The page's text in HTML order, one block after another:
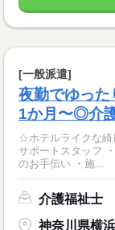
[一般派遣]
夜勤でゆっ
1か月〜◎介
☆ホテルライクな
サポートスタッフ ・食事・入浴・お手洗い・歩行 など身のまわり
のお手伝い ・施...
介護福祉士
神奈川県横